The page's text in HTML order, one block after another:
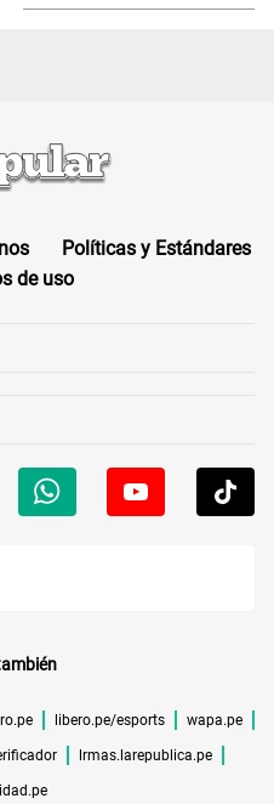
sufrir una "emergencia médica"
Políticas y Estándares
de uso
libero.pe/esports wapa.pe
lrmas.larepublica.pe